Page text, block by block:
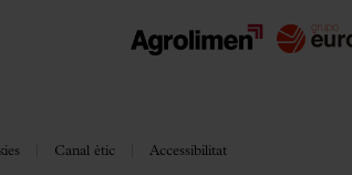
Canal ètic Accessibilitat